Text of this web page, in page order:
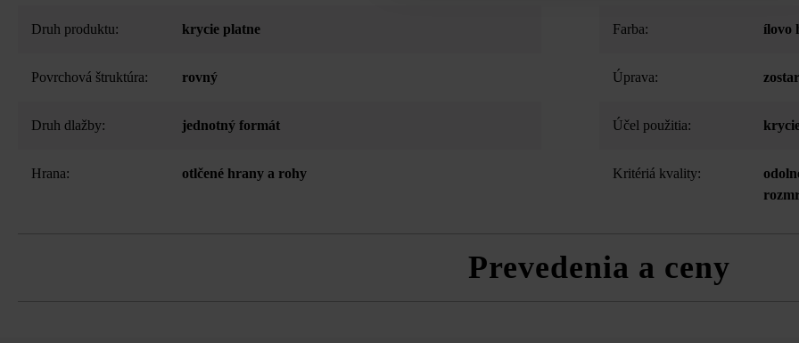
Druh produktu: krycie platne Farba: ílovo
Povrchová štruktúra: rovný Úprava:
Druh dlažby: jednotný formát Účel použitia:
Hrana: otlčené hrany a rohy Kritériá kvality:
Prevedenia a ceny